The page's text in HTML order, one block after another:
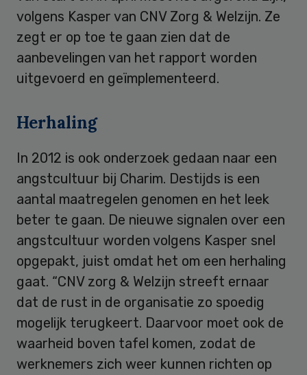
volgens Kasper van CNV Zorg & Welzijn. Ze
zegt er op toe te gaan zien dat de
aanbevelingen van het rapport worden
uitgevoerd en geïmplementeerd.
Herhaling
In 2012 is ook onderzoek gedaan naar een
angstcultuur bij Charim. Destijds is een
aantal maatregelen genomen en het leek
beter te gaan. De nieuwe signalen over een
angstcultuur worden volgens Kasper snel
opgepakt, juist omdat het om een herhaling
gaat. “CNV zorg & Welzijn streeft ernaar
dat de rust in de organisatie zo spoedig
mogelijk terugkeert. Daarvoor moet ook de
waarheid boven tafel komen, zodat de
werknemers zich weer kunnen richten op